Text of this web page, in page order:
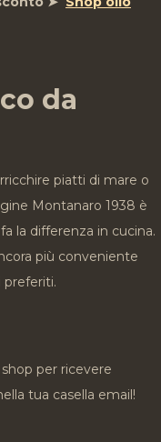
da
piatti di mare o
Montanaro 1938 è
la differenza in cucina.
più conveniente
per ricevere
tua casella email!